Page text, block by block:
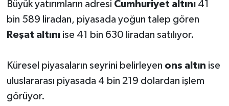
Büyük yatırımların adresi Cumhuriyet altını41
bin 589 liradan, piyasada yoğun talep gören
Reşat altınıise 41 bin 630 liradan satılıyor.
Küresel piyasaların seyrini belirleyen ons altın ise
uluslararası piyasada 4 bin 219 dolardan işlem
görüyor.